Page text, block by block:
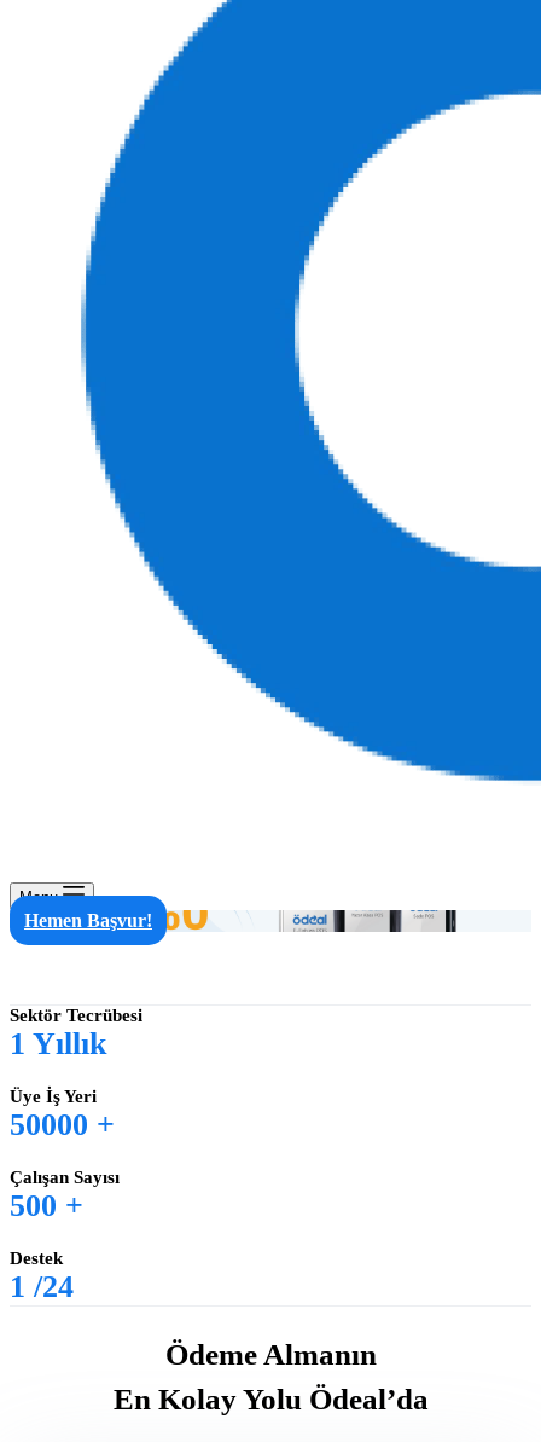
Menu
Hemen Başvur!
Sektör Tecrübesi
1 Yıllık
Üye İş Yeri
50000 +
Çalışan Sayısı
500 +
Destek
1 /24
Ödeme Almanın
En Kolay Yolu Ödeal’da